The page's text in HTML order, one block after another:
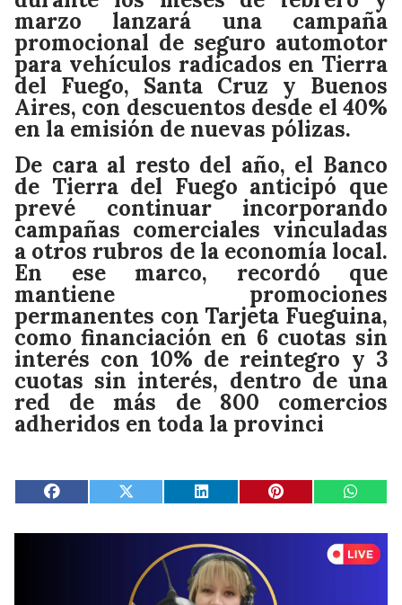
marzo lanzará una campaña
promocional de seguro automotor
para vehículos radicados en Tierra
del Fuego, Santa Cruz y Buenos
Aires, con descuentos desde el 40%
en la emisión de nuevas pólizas.
De cara al resto del año, el Banco
de Tierra del Fuego anticipó que
prevé continuar incorporando
campañas comerciales vinculadas
a otros rubros de la economía local.
En ese marco, recordó que
mantiene promociones
permanentes con Tarjeta Fueguina,
como financiación en 6 cuotas sin
interés con 10% de reintegro y 3
cuotas sin interés, dentro de una
red de más de 800 comercios
adheridos en toda la provinci